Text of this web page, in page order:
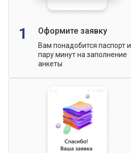
1 Оформите заявку
Вам понадобится паспорт и
пару минут на заполнение
анкеты